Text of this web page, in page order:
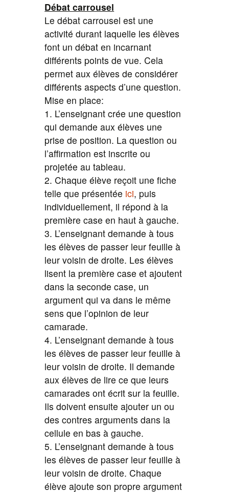
Débat carrousel
Le débat carrousel est une
activité durant laquelle les élèves
font un débat en incarnant
différents points de vue. Cela
permet aux élèves de considérer
différents aspects d’une question.
Mise en place:
1. L’enseignant crée une question
qui demande aux élèves une
prise de position. La question ou
l’affirmation est inscrite ou
projetée au tableau.
2. Chaque élève reçoit une fiche
telle que présentée ici, puis
individuellement, il répond à la
première case en haut à gauche.
3. L’enseignant demande à tous
les élèves de passer leur feuille à
leur voisin de droite. Les élèves
lisent la première case et ajoutent
dans la seconde case, un
argument qui va dans le même
sens que l’opinion de leur
camarade.
4. L’enseignant demande à tous
les élèves de passer leur feuille à
leur voisin de droite. Il demande
aux élèves de lire ce que leurs
camarades ont écrit sur la feuille.
Ils doivent ensuite ajouter un ou
des contres arguments dans la
cellule en bas à gauche.
5. L’enseignant demande à tous
les élèves de passer leur feuille à
leur voisin de droite. Chaque
élève ajoute son propre argument